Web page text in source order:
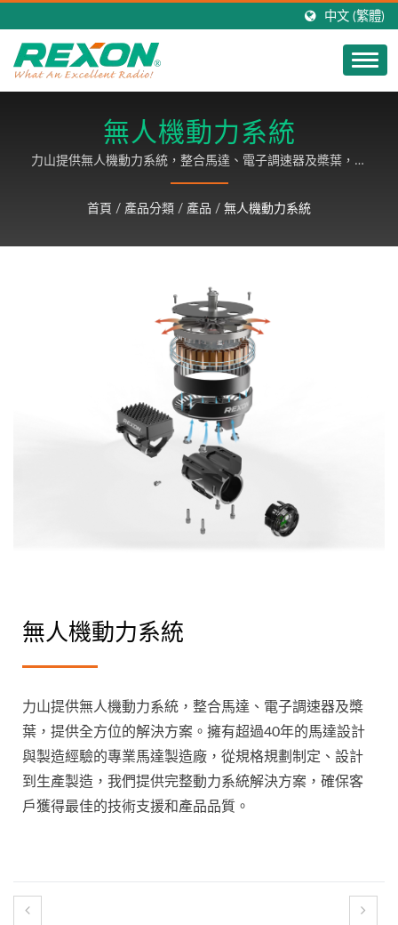
中文 (繁體)
無人機動力系統
力山提供無人機動力系統，整合馬達、電子調速器及槳葉，提
供全方位的解決方案。擁有超過40年的馬達設計與製造經驗
的專業馬達製造廠，從規格規劃制定、設計到生產製造，我們
產品品質。 / 力山科技以30年來的卓越領先科技，研發出超
長、永續經營。
首頁 / 產品分類 / 產品 / 無人機動力系統
無人機動力系統
力山提供無人機動力系統，整合馬達、電子調速器及槳
葉，提供全方位的解決方案。擁有超過40年的馬達設計
與製造經驗的專業馬達製造廠，從規格規劃制定、設計
到生產製造，我們提供完整動力系統解決方案，確保客
戶獲得最佳的技術支援和產品品質。